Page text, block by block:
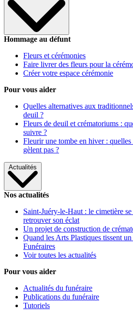
Hommage au défunt
Fleurs et cérémonies
Faire livrer des fleurs pour la
Créer votre espace cérémonie
Pour vous aider
Quelles alternatives aux
deuil ?
Fleurs de deuil et crématoriums :
suivre ?
Fleurir une tombe en hiver :
gèlent pas ?
Actualités
Nos actualités
Saint-Juéry-le-Haut : le cimetière
retrouver son éclat
Un projet de construction de
Quand les Arts Plastiques tissent
Funéraires
Voir toutes les actualités
Pour vous aider
Actualités du funéraire
Publications du funéraire
Tutoriels